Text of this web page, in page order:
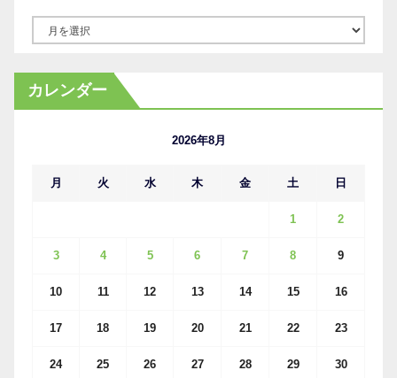
カ
イ
カレンダー
2026年8月
月 火 水 木 金 土 日
1 2
3 4 5 6 7 8 9
10 11 12 13 14 15 16
17 18 19 20 21 22 23
24 25 26 27 28 29 30